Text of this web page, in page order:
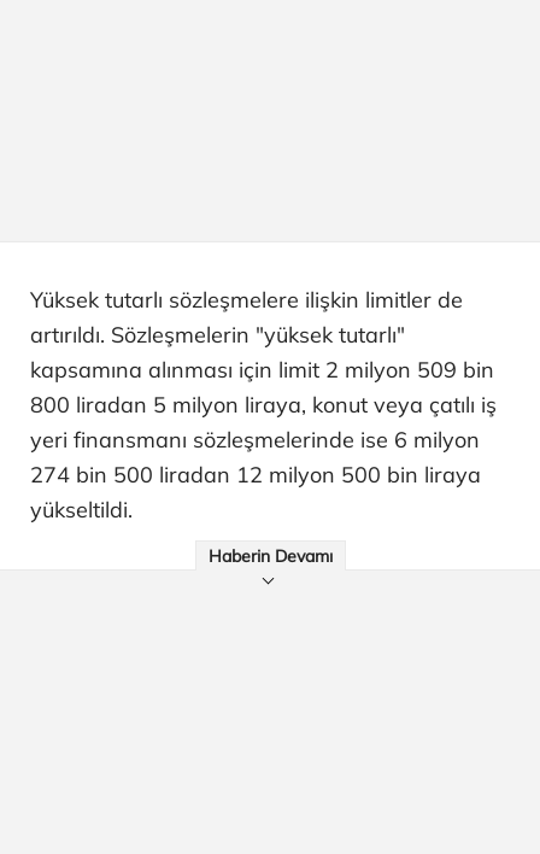
Yüksek tutarlı sözleşmelere ilişkin limitler de
artırıldı. Sözleşmelerin "yüksek tutarlı"
kapsamına alınması için limit 2 milyon 509 bin
800 liradan 5 milyon liraya, konut veya çatılı iş
yeri finansmanı sözleşmelerinde ise 6 milyon
274 bin 500 liradan 12 milyon 500 bin liraya
yükseltildi.
Haberin Devamı